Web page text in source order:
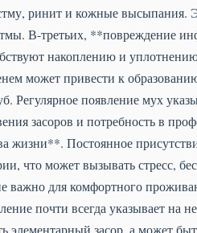
ринит и кожные высыпания.
В-третьих, **повреждение
накоплению и
может привести к
появление мух
засоров и потребность в
жизни**. Постоянное
что может вызывать стресс,
важно для комфортного
почти всегда указывает на
засор, а может